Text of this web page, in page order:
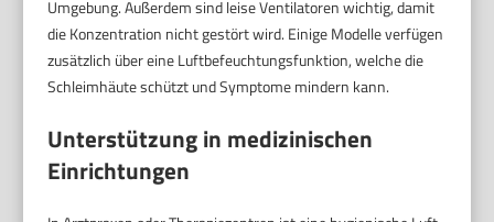
Umgebung. Außerdem sind leise Ventilatoren wichtig, damit
die Konzentration nicht gestört wird. Einige Modelle verfügen
zusätzlich über eine Luftbefeuchtungsfunktion, welche die
Schleimhäute schützt und Symptome mindern kann.
Unterstützung in medizinischen
Einrichtungen